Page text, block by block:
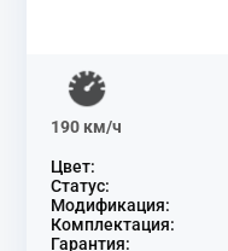
190 км/ч
Цвет:
Статус:
Модификация:
Комплектация:
Гарантия: